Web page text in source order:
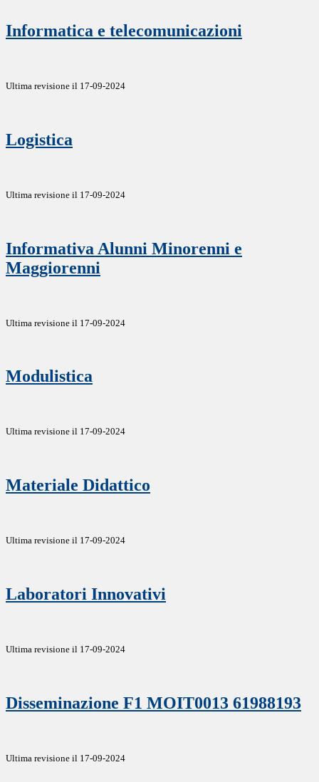
Informatica e telecomunicazioni
Ultima revisione il 17-09-2024
Logistica
Ultima revisione il 17-09-2024
Informativa Alunni Minorenni e
Maggiorenni
Ultima revisione il 17-09-2024
Modulistica
Ultima revisione il 17-09-2024
Materiale Didattico
Ultima revisione il 17-09-2024
Laboratori Innovativi
Ultima revisione il 17-09-2024
Disseminazione F1 MOIT0013 61988193
Ultima revisione il 17-09-2024